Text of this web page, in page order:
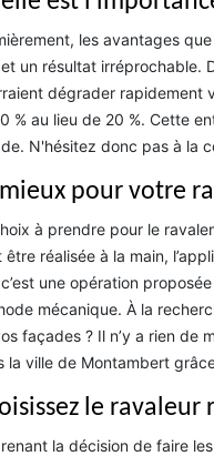
les avantages
un résultat irréprochable.
dégrader rapidement
% au lieu de 20 %. Cette
N'hésitez donc pas à la
pour votre
à prendre pour le
être réalisée à la main,
une opération
mécanique. À la
façades ? Il n’y a rien de
la ville de Montambert
le
la décision de faire